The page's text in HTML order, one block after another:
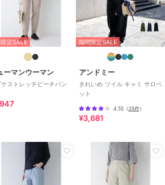
定SALE
ーマンウーマン
ストレッチピーチパン
期間限定SALE
アンドミー
きれいめ ツイル キャミ サロペ
ット
4.16（25件）
¥3,681